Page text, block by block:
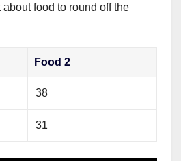
food to round off the
Food 2
38
31